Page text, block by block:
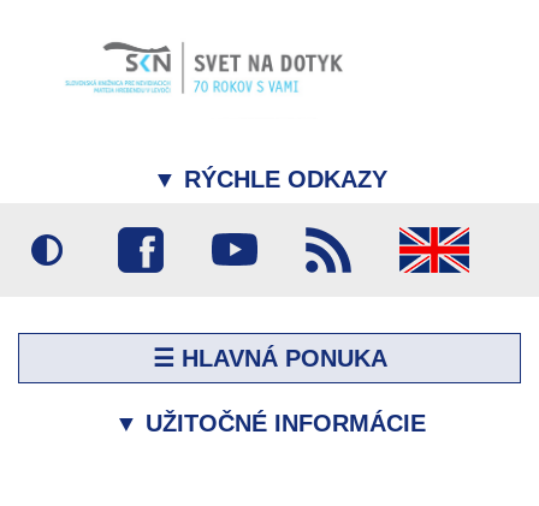
▼ RÝCHLE ODKAZY
☰ HLAVNÁ PONUKA
▼ UŽITOČNÉ INFORMÁCIE